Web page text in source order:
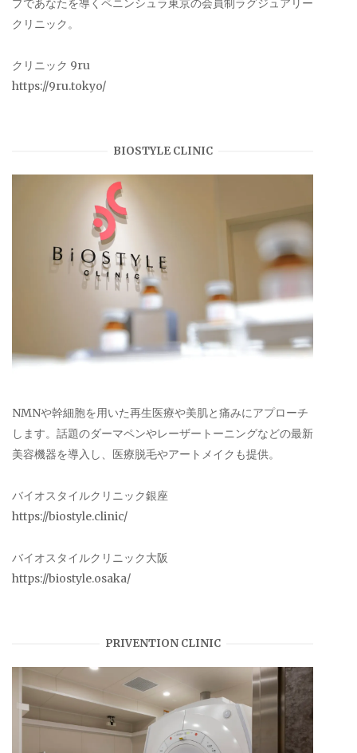
プであなたを導くペニンシュラ東京の会員制ラグジュアリー
クリニック。
クリニック 9ru
https://9ru.tokyo/
BIOSTYLE CLINIC
NMNや幹細胞を用いた再生医療や美肌と痛みにアプローチ
します。話題のダーマペンやレーザートーニングなどの最新
美容機器を導入し、医療脱毛やアートメイクも提供。
バイオスタイルクリニック銀座
https://biostyle.clinic/
バイオスタイルクリニック大阪
https://biostyle.osaka/
PRIVENTION CLINIC